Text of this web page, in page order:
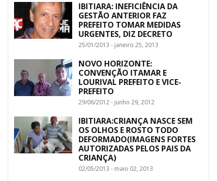
IBITIARA: INEFICIÊNCIA DA
GESTÃO ANTERIOR FAZ
PREFEITO TOMAR MEDIDAS
URGENTES, DIZ DECRETO
25/01/2013 - janeiro 25, 2013
NOVO HORIZONTE:
CONVENÇÃO ITAMAR E
LOURIVAL PREFEITO E VICE-
PREFEITO
29/06/2012 - junho 29, 2012
IBITIARA:CRIANÇA NASCE SEM
OS OLHOS E ROSTO TODO
DEFORMADO(IMAGENS FORTES
AUTORIZADAS PELOS PAIS DA
CRIANÇA)
02/05/2013 - maio 02, 2013